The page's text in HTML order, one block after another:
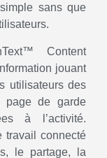
sans que
Content
jouant
utilisateurs des
page de garde
à l’activité.
travail connecté
le partage, la